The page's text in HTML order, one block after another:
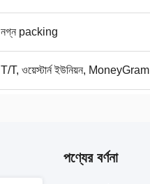
নগ্ন packing
T/T, ওয়েস্টার্ন ইউনিয়ন, MoneyGram
পণ্যের বর্ণনা